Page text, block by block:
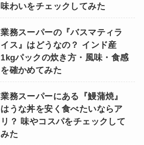
味わいをチェックしてみた
業務スーパーの『バスマティラ
イス』はどうなの？ インド産
1kgパックの炊き方・風味・食感
を確かめてみた
業務スーパーにある『鰻蒲焼』
はうな丼を安く食べたいならア
リ？ 味やコスパをチェックして
みた